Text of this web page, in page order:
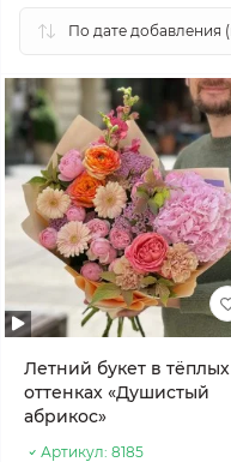
Летний букет в тёплых
оттенках «Душистый
абрикос»
Артикул: 8185